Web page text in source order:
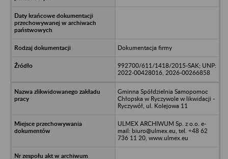
Dokumentacja firmy
992700/611/1418/2015-SAK; UNP:
2022-00428016, 2026-00266858
Gminna Spółdzielnia Samopomoc
Chłopska w Ryczywole w likwidacji -
Ryczywół, ul. Kolejowa 11
ULMEX ARCHIWUM Sp. z o.o. e-
mail: biuro@ulmex.eu, tel. +48 62
736 11 20, www.ulmex.eu